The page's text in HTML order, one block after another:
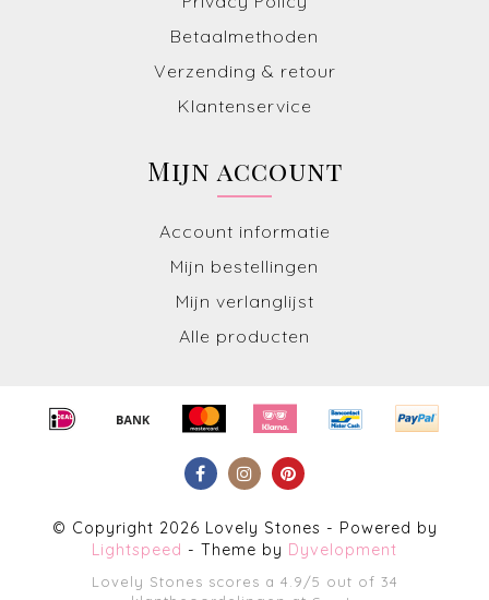
Betaalmethoden
Verzending & retour
Klantenservice
Mijn account
Account informatie
Mijn bestellingen
Mijn verlanglijst
Alle producten
© Copyright 2026 Lovely Stones - Powered by
Lightspeed - Theme by Dyvelopment
Lovely Stones scores a 4.9/5 out of 34